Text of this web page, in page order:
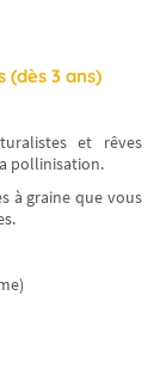
(dès 3 ans)
et rêves
pollinisation.
à graine que vous